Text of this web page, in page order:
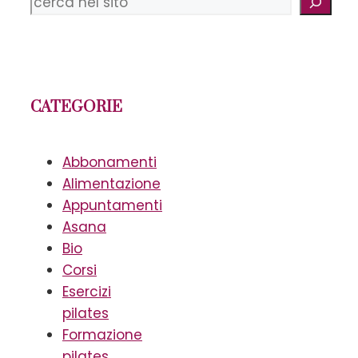
CATEGORIE
Abbonamenti
Alimentazione
Appuntamenti
Asana
Bio
Corsi
Esercizi
pilates
Formazione